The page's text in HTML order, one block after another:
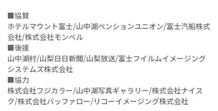
■協賛
ホテルマウント富士/山中湖ペンションユニオン/富士汽船株式
会社/株式会社モンベル
■後援
山中湖村/山梨日日新聞/山梨放送/富士フイルムイメージング
システムズ株式会社
■協力
株式会社フジカラー/山中湖写真ギャラリー/株式会社ナイス
ク/株式会社バッファロー/リコーイメージング株式会社